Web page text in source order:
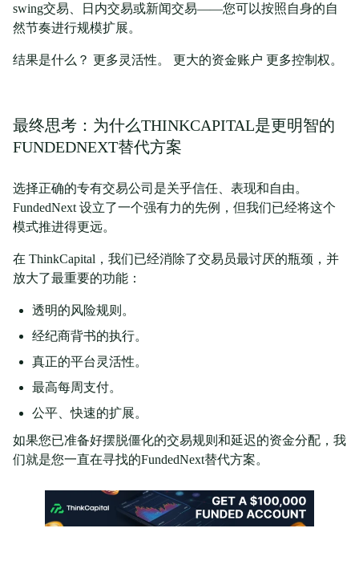
swing交易、日内交易或新闻交易——您可以按照自身的自
然节奏进行规模扩展。
结果是什么？ 更多灵活性。 更大的资金账户 更多控制权。
最终思考：为什么THINKCAPITAL是更明智的
FUNDEDNEXT替代方案
选择正确的专有交易公司是关乎信任、表现和自由。
FundedNext 设立了一个强有力的先例，但我们已经将这个
模式推进得更远。
在 ThinkCapital，我们已经消除了交易员最讨厌的瓶颈，并
放大了最重要的功能：
透明的风险规则。
经纪商背书的执行。
真正的平台灵活性。
最高每周支付。
公平、快速的扩展。
如果您已准备好摆脱僵化的交易规则和延迟的资金分配，我
们就是您一直在寻找的FundedNext替代方案。